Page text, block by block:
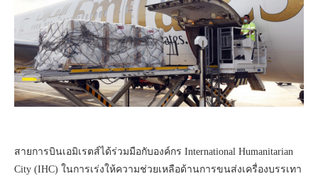
สายการบินเอมิเรตส์ได้ร่วมมือกับองค์กร International Humanitarian
City (IHC) ในการเร่งให้ความช่วยเหลือด้านการขนส่งเครื่องบรรเทา